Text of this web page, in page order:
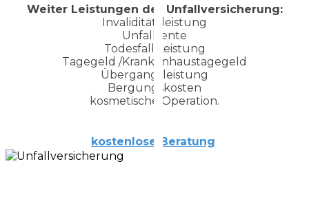
Weiter Leistungen der Unfallversicherung:
Invaliditätsleistung
Unfallrente
Todesfall Leistung
Tagegeld /Krankenhaustagegeld
Übergangsleistung
Bergungskosten
kosmetische Operation.
kostenlose Beratung